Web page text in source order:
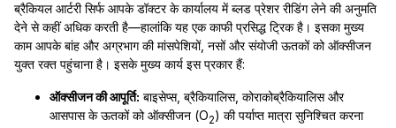
ब्रैकियल आर्टरी सिर्फ आपके डॉक्टर के कार्यालय में ब्लड प्रेशर रीडिंग लेने की अनुमति
देने से कहीं अधिक करती है—हालांकि यह एक काफी प्रसिद्ध ट्रिक है। इसका मुख्य
काम आपके बांह और अग्रभाग की मांसपेशियों, नसों और संयोजी ऊतकों को ऑक्सीजन
युक्त रक्त पहुंचाना है। इसके मुख्य कार्य इस प्रकार हैं:
ऑक्सीजन की आपूर्ति: बाइसेप्स, ब्रैकियालिस, कोराकोब्रैकियालिस और
आसपास के ऊतकों को ऑक्सीजन (O2) की पर्याप्त मात्रा सुनिश्चित करना